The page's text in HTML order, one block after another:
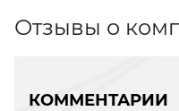
Отзывы о
КОММЕНТАРИИ